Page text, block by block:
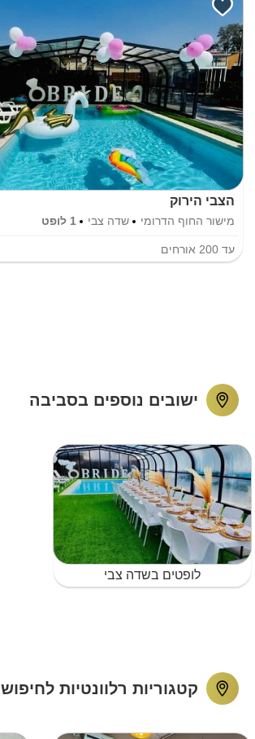
הצבי הירוק
מישור החוף הדרומי שדה צבי 1 לופט
עד 200 אורחים
ישובים נוספים בסביבה
לופטים בשדה צבי
קטגוריות רלוונטיות לחיפוש